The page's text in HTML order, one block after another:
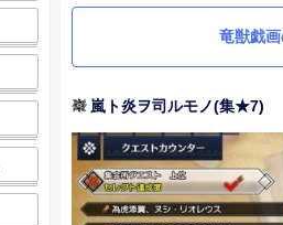
竜獣戯
嵐ト炎ヲ司ルモノ(集★7)